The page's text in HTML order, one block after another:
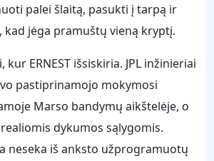
palei šlaitą, pasukti į tarpą ir
kad jėga pramuštų vieną kryptį.
ERNEST išsiskiria. JPL inžinieriai
pastiprinamojo mokymosi
Marso bandymų aikštelėje, o
dykumos sąlygomis.
neseka iš anksto užprogramuotų